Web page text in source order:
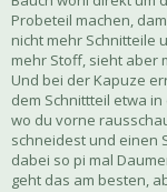
Probeteil machen,
nicht mehr Schnitteile
mehr Stoff, sieht aber
Und bei der Kapuze
dem Schnittteil etwa
wo du vorne
schneidest und einen
dabei so pi mal
geht das am besten,